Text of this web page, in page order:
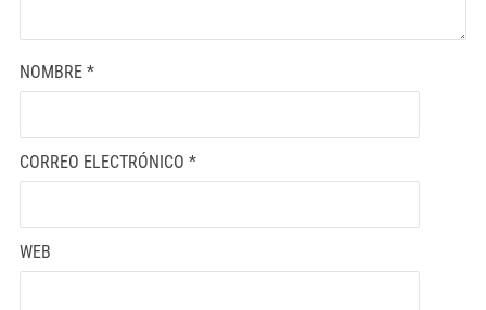
NOMBRE *
CORREO ELECTRÓNICO *
WEB